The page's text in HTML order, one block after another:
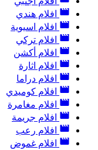
افلام هندي
افلام اسيوية
افلام تركي
افلام أكشن
افلام اثارة
افلام دراما
افلام كوميدي
افلام مغامرة
افلام جريمة
افلام رعب
افلام غموض